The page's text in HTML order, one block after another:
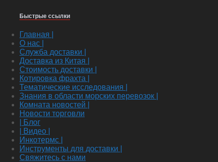
Быстрые ссылки
Главная |
О нас |
Служба доставки |
Доставка из Китая |
Стоимость доставки |
Котировка фрахта |
Тематические исследования |
Знания в области морских перевозок |
Комната новостей |
Новости торговли
| Блог
| Видео |
Инкотермс |
Инструменты для доставки |
Свяжитесь с нами